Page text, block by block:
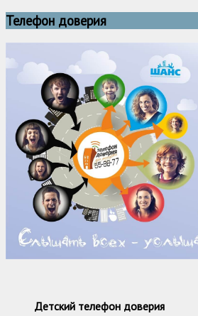
Телефон доверия
Детский телефон доверия